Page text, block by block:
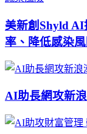
美新創Shyld
率、降低感染
AI助長網攻新